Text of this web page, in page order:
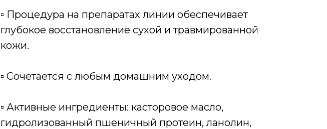
▫️ Процедура на препаратах линии обеспечивает
глубокое восстановление сухой и травмированной
кожи.
▫️ Cочетается с любым домашним уходом.
▫️ Активные ингредиенты: касторовое масло,
гидролизованный пшеничный протеин, ланолин,